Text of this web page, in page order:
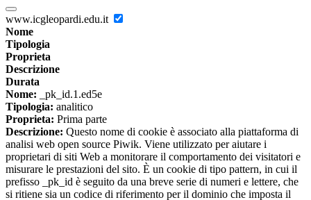
www.icgleopardi.edu.it
Nome
Tipologia
Proprieta
Descrizione
Durata
Nome: _pk_id.1.ed5e
Tipologia: analitico
Proprieta: Prima parte
Descrizione: Questo nome di cookie è associato alla piattaforma di
analisi web open source Piwik. Viene utilizzato per aiutare i
proprietari di siti Web a monitorare il comportamento dei visitatori e
misurare le prestazioni del sito. È un cookie di tipo pattern, in cui il
prefisso _pk_id è seguito da una breve serie di numeri e lettere, che
si ritiene sia un codice di riferimento per il dominio che imposta il